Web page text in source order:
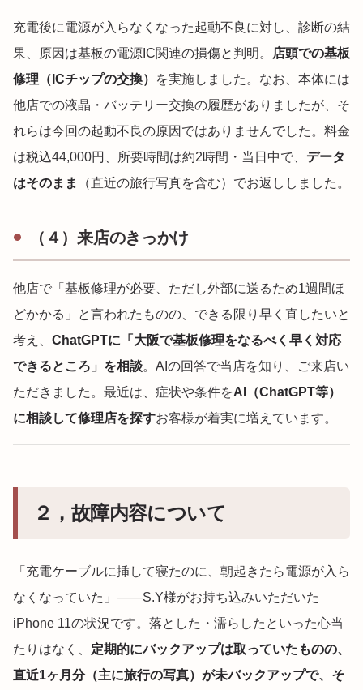
充電後に電源が入らなくなった起動不良に対し、診断の結
果、原因は基板の電源IC関連の損傷と判明。
店頭での基板
修理（ICチップの交換）
を実施しました。なお、本体には
他店での液晶・バッテリー交換の履歴がありましたが、そ
れらは今回の起動不良の原因ではありませんでした。料金
は税込44,000円、所要時間は約2時間・当日中で、 データ
はそのまま
（直近の旅行写真を含む）でお返ししました。
（４）来店のきっかけ
他店で「基板修理が必要、ただし外部に送るため1週間ほ
どかかる」と言われたものの、できる限り早く直したいと
考え、 ChatGPTに「大阪で基板修理をなるべく早く対応
できるところ」を相談。AIの回答で当店を知り、ご来店い
ただきました。最近は、症状や条件をAI（ChatGPT等）
に相談して修理店を探すお客様が着実に増えています。
２，故障内容について
「充電ケーブルに挿して寝たのに、朝起きたら電源が入ら
なくなっていた」——S.Y様がお持ち込みいただいた
iPhone 11の状況です。落とした・濡らしたといった心当
たりはなく、 定期的にバックアップは取っていたものの、
直近1ヶ月分（主に旅行の写真）が未バックアップで、そ